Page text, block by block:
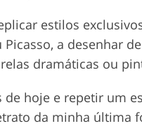
estilos
a desenhar
dramáticas ou
hoje e repetir um
da minha última